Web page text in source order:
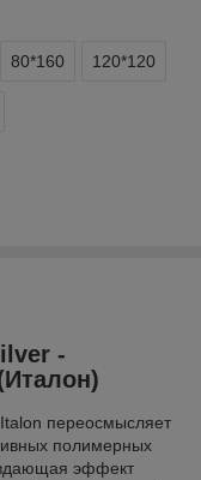
80*160 120*120
-
)
переосмысляет
полимерных
эффект